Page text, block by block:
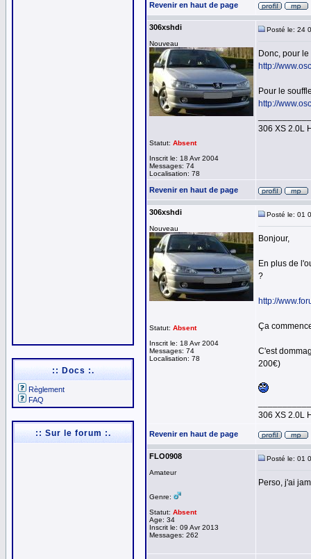
:: Docs :.
Règlement
FAQ
:: Sur le forum :.
Revenir en haut de page
306xshdi
Nouveau
Statut: Absent
Inscrit le: 18 Avr 2004
Messages: 74
Localisation: 78
Posté le: 24
Donc, pour
http://
Pour le
http://
306 XS 2.0L
Revenir en haut de page
306xshdi
Nouveau
Statut: Absent
Inscrit le: 18 Avr 2004
Messages: 74
Localisation: 78
Posté le: 01
Bonjour,
En plus de
?
http://
Ça
C'est
200€)
306 XS 2.0L
Revenir en haut de page
FLO0908
Amateur
Genre:
Statut: Absent
Age: 34
Inscrit le: 09 Avr 2013
Messages: 262
Posté le: 01
Perso, j'ai